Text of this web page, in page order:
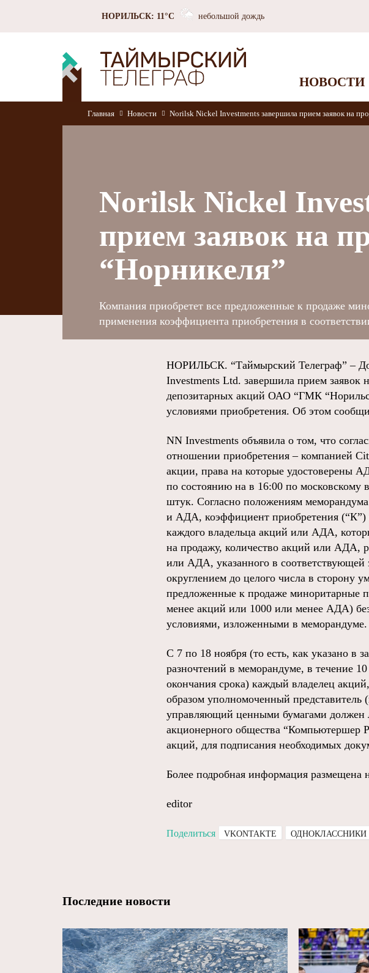
НОРИЛЬСК: 11°C небольшой дождь
НОВОСТИ
Главная Новости Norilsk Nickel Investments завершила прием заявок на
Norilsk Nickel
прием заявок на
“Норникеля”
Компания приобретет все предложенные к продаже
применения коэффициента приобретения в
НОРИЛЬСК. “Таймырский Телеграф” –
Investments Ltd. завершила прием
депозитарных акций ОАО “ГМК
условиями приобретения. Об этом
NN Investments объявила о том, что
отношении приобретения – компанией
акции, права на которые удостоверены
по состоянию на в 16:00 по московскому
штук. Согласно положениям
и АДА, коэффициент приобретения (“К”)
каждого владельца акций или АДА,
на продажу, количество акций или АДА,
или АДА, указанного в
округлением до целого числа в сторону
предложенные к продаже миноритарные
менее акций или 1000 или менее АДА)
условиями, изложенными в меморандуме.
С 7 по 18 ноября (то есть, как указано в
разночтений в меморандуме, в течение
окончания срока) каждый владелец
образом уполномоченный
управляющий ценными бумагами должен
акционерного общества “Компьютершер
акций, для подписания необходимых
Более подробная информация размещена
editor
Поделиться VKONTAKTE ОДНОКЛАССНИКИ
Последние новости